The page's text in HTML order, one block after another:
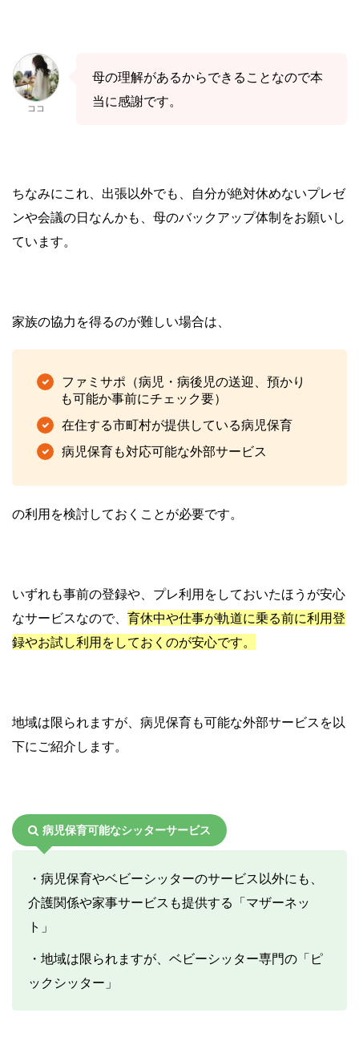
ココ
母の理解があるからできることなので本
当に感謝です。
ちなみにこれ、出張以外でも、 自分が絶対休めないプレゼ
ンや会議の日なんかも、母のバックアップ体制をお願いし
ています。
家族の協力を得るのが難しい場合は、
ファミサポ（病児・病後児の送迎、預かり
も可能か事前にチェック要）
在住する市町村が提供している病児保育
病児保育も対応可能な外部サービス
の利用を検討しておくことが必要です。
いずれも事前の登録や、プレ利用をしておいたほうが安心
なサービスなので、 育休中や仕事が軌道に乗る前に利用登
録やお試し利用をしておくのが安心です。
地域は限られますが、病児保育も可能な外部サービスを以
下にご紹介します。
病児保育可能なシッターサービス
・病児保育やベビーシッターのサービス以外にも、
介護関係や家事サービスも提供する「マザーネッ
ト」
・地域は限られますが、ベビーシッター専門の「ピ
ックシッター」